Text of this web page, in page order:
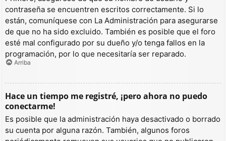
contraseña se encuentren escritos correctamente. Si lo
están, comuníquese con La Administración para asegurarse
de que no ha sido excluido. También es posible que el foro
esté mal configurado por su dueño y/o tenga fallos en la
programación, por lo que necesitaría ser reparado.
Arriba
Hace un tiempo me registré, ¡pero ahora no puedo
conectarme!
Es posible que la administración haya desactivado o borrado
su cuenta por alguna razón. También, algunos foros